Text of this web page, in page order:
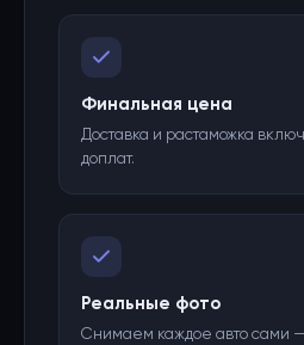
Финальная цена
Доставка и растаможка
доплат.
Реальные фото
Снимаем каждое авто сами